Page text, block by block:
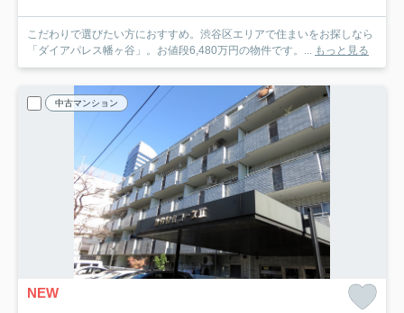
こだわりで選びたい方におすすめ。渋谷区エリアで住まいをお探しなら
「ダイアパレス幡ヶ谷」。お値段6,480万円の物件です。... もっと見る
中古マンション
NEW